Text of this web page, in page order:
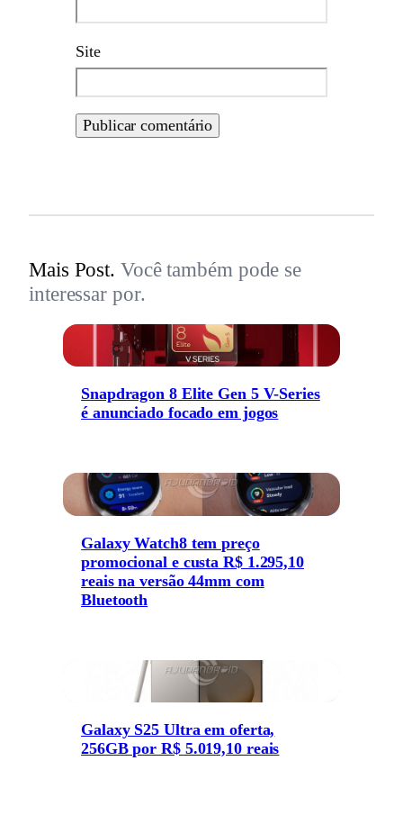
Site
Mais Post. Você também pode se
interessar por.
Snapdragon 8 Elite Gen 5 V-Series
é anunciado focado em jogos
Galaxy Watch8 tem preço
promocional e custa R$ 1.295,10
reais na versão 44mm com
Bluetooth
Galaxy S25 Ultra em oferta,
256GB por R$ 5.019,10 reais